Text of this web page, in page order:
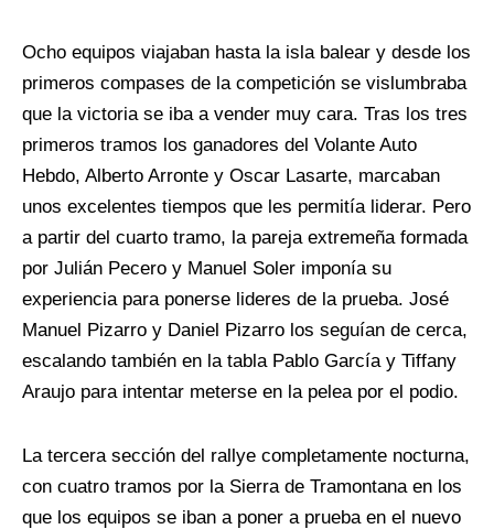
Ocho equipos viajaban hasta la isla balear y desde los
primeros compases de la competición se vislumbraba
que la victoria se iba a vender muy cara. Tras los tres
primeros tramos los ganadores del Volante Auto
Hebdo, Alberto Arronte y Oscar Lasarte, marcaban
unos excelentes tiempos que les permitía liderar. Pero
a partir del cuarto tramo, la pareja extremeña formada
por Julián Pecero y Manuel Soler imponía su
experiencia para ponerse lideres de la prueba. José
Manuel Pizarro y Daniel Pizarro los seguían de cerca,
escalando también en la tabla Pablo García y Tiffany
Araujo para intentar meterse en la pelea por el podio.
La tercera sección del rallye completamente nocturna,
con cuatro tramos por la Sierra de Tramontana en los
que los equipos se iban a poner a prueba en el nuevo